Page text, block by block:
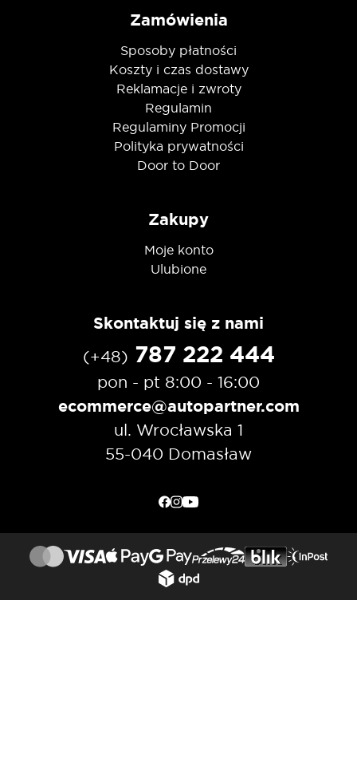
Zamówienia
Sposoby płatności
Koszty i czas dostawy
Reklamacje i zwroty
Regulamin
Regulaminy Promocji
Polityka prywatności
Door to Door
Zakupy
Moje konto
Ulubione
Skontaktuj się z nami
(+48) 787 222 444
pon - pt 8:00 - 16:00
ecommerce@autopartner.com
ul. Wrocławska 1
55-040 Domasław